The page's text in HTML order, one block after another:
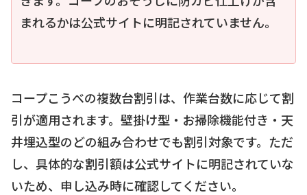
まれるかは公式サイトに明記されていません。
コープこうべの複数台割引は、作業台数に応じて割
引が適用されます。壁掛け型・お掃除機能付き・天
井埋込型のどの組み合わせでも割引対象です。ただ
し、具体的な割引額は公式サイトに明記されていな
いため、申し込み時に確認してください。